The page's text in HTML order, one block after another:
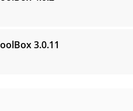
3.0.11